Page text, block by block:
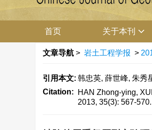
首页 关于本刊
文章导航 > 岩土工程学报 >
引用本文: 韩忠英, 薛世峰, 朱秀
Citation:
HAN Zhong-ying,
2013, 35(3): 567-570.